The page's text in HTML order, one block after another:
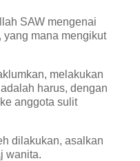
SAW mengenai
yang mana mengikut
melakukan
harus, dengan
anggota sulit
dilakukan, asalkan
wanita.